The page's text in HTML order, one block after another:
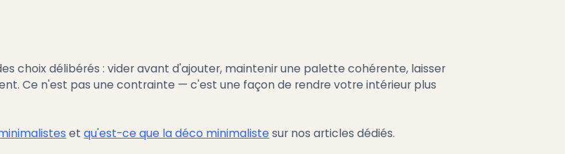
choix délibérés : vider avant d'ajouter, maintenir une palette cohérente, laisser
Ce n'est pas une contrainte — c'est une façon de rendre votre intérieur plus
etqu'est-ce que la déco minimalistesur nos articles dédiés.